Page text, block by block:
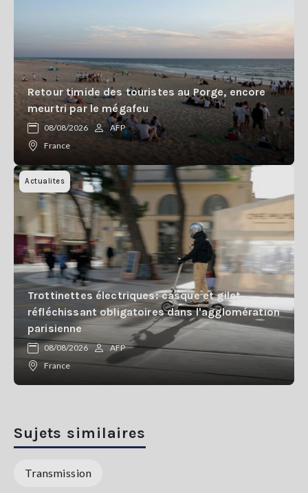
Retour timide des touristes au Porge, encore
meurtri par le mégafeu
08/08/2026
AFP
France
Actualites
Trottinettes électriques: casque et gilet
réfléchissant obligatoires dans l'agglomération
parisienne
08/08/2026
AFP
France
Sujets similaires
Transmission